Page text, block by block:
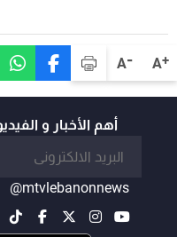
A+
A-
أهم الأخبار و
@mtvlebanonnews